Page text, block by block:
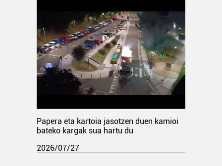
Papera eta kartoia jasotzen duen kamioi
bateko kargak sua hartu du
2026/07/27